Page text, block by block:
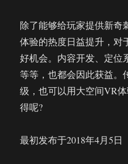
除了能够给玩家提供新奇
体验的热度日益提升，对
好机会。内容开发、定位
等等，也都会因此获益。
级，也可以用大空间VR
得呢?
最初发布于2018年4月5日